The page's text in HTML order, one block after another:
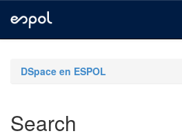
navigationDSpace en ESPOL
Search